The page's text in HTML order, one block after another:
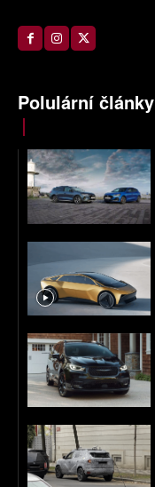
Polulární články